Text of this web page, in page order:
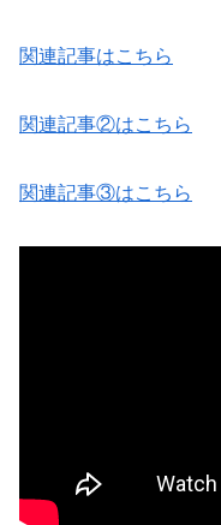
関連記事はこちら
関連記事②はこちら
関連記事③はこちら